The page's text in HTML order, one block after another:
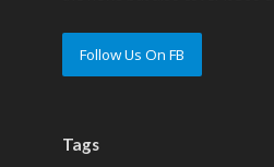
Follow Us On FB
Tags